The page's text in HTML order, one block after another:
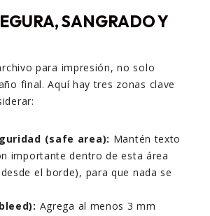
SANGRADO Y
para impresión, no solo
final. Aquí hay tres zonas clave
(safe area): Mantén texto
importante dentro de esta área
el borde), para que nada se
Agrega al menos 3 mm